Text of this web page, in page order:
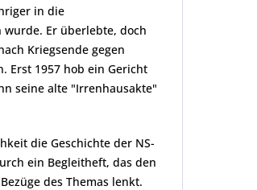
in die
Er überlebte, doch
Kriegsende gegen
Erst 1957 hob ein Gericht
seine alte "Irrenhausakte"
die Geschichte der NS-
ein Begleitheft, das den
des Themas lenkt.